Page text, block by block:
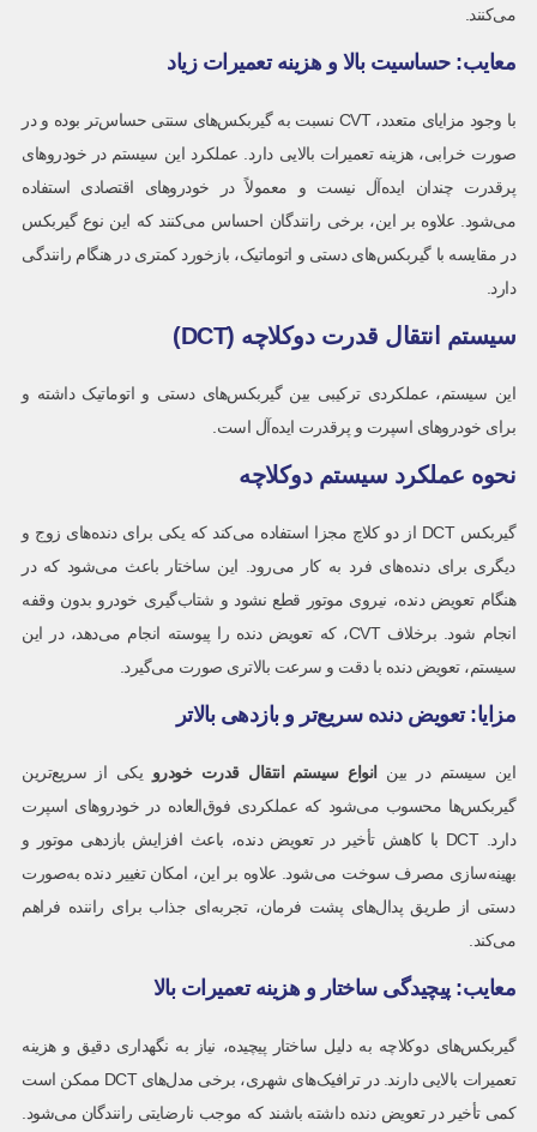
می‌کنند.
معایب: حساسیت بالا و هزینه تعمیرات زیاد
با وجود مزایای متعدد، CVT نسبت به گیربکس‌های سنتی حساس‌تر بوده و در
صورت خرابی، هزینه تعمیرات بالایی دارد. عملکرد این سیستم در خودروهای
پرقدرت چندان ایده‌آل نیست و معمولاً در خودروهای اقتصادی استفاده
می‌شود. علاوه بر این، برخی رانندگان احساس می‌کنند که این نوع گیربکس
در مقایسه با گیربکس‌های دستی و اتوماتیک، بازخورد کمتری در هنگام رانندگی
دارد.
سیستم انتقال قدرت دوکلاچه (DCT)
این سیستم، عملکردی ترکیبی بین گیربکس‌های دستی و اتوماتیک داشته و
برای خودروهای اسپرت و پرقدرت ایده‌آل است.
نحوه عملکرد سیستم دوکلاچه
گیربکس DCT از دو کلاچ مجزا استفاده می‌کند که یکی برای دنده‌های زوج و
دیگری برای دنده‌های فرد به کار می‌رود. این ساختار باعث می‌شود که در
هنگام تعویض دنده، نیروی موتور قطع نشود و شتاب‌گیری خودرو بدون وقفه
انجام شود. برخلاف CVT، که تعویض دنده را پیوسته انجام می‌دهد، در این
سیستم، تعویض دنده با دقت و سرعت بالاتری صورت می‌گیرد.
مزایا: تعویض دنده سریع‌تر و بازدهی بالاتر
این سیستم در بین انواع سیستم انتقال قدرت خودرو یکی از سریع‌ترین
گیربکس‌ها محسوب می‌شود که عملکردی فوق‌العاده در خودروهای اسپرت
دارد. DCT با کاهش تأخیر در تعویض دنده، باعث افزایش بازدهی موتور و
بهینه‌سازی مصرف سوخت می‌شود. علاوه بر این، امکان تغییر دنده به‌صورت
دستی از طریق پدال‌های پشت فرمان، تجربه‌ای جذاب برای راننده فراهم
می‌کند.
معایب: پیچیدگی ساختار و هزینه تعمیرات بالا
گیربکس‌های دوکلاچه به دلیل ساختار پیچیده، نیاز به نگهداری دقیق و هزینه
تعمیرات بالایی دارند. در ترافیک‌های شهری، برخی مدل‌های DCT ممکن است
کمی تأخیر در تعویض دنده داشته باشند که موجب نارضایتی رانندگان می‌شود.